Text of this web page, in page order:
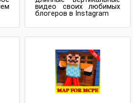
видео своих любимых
блогеров в Instagram